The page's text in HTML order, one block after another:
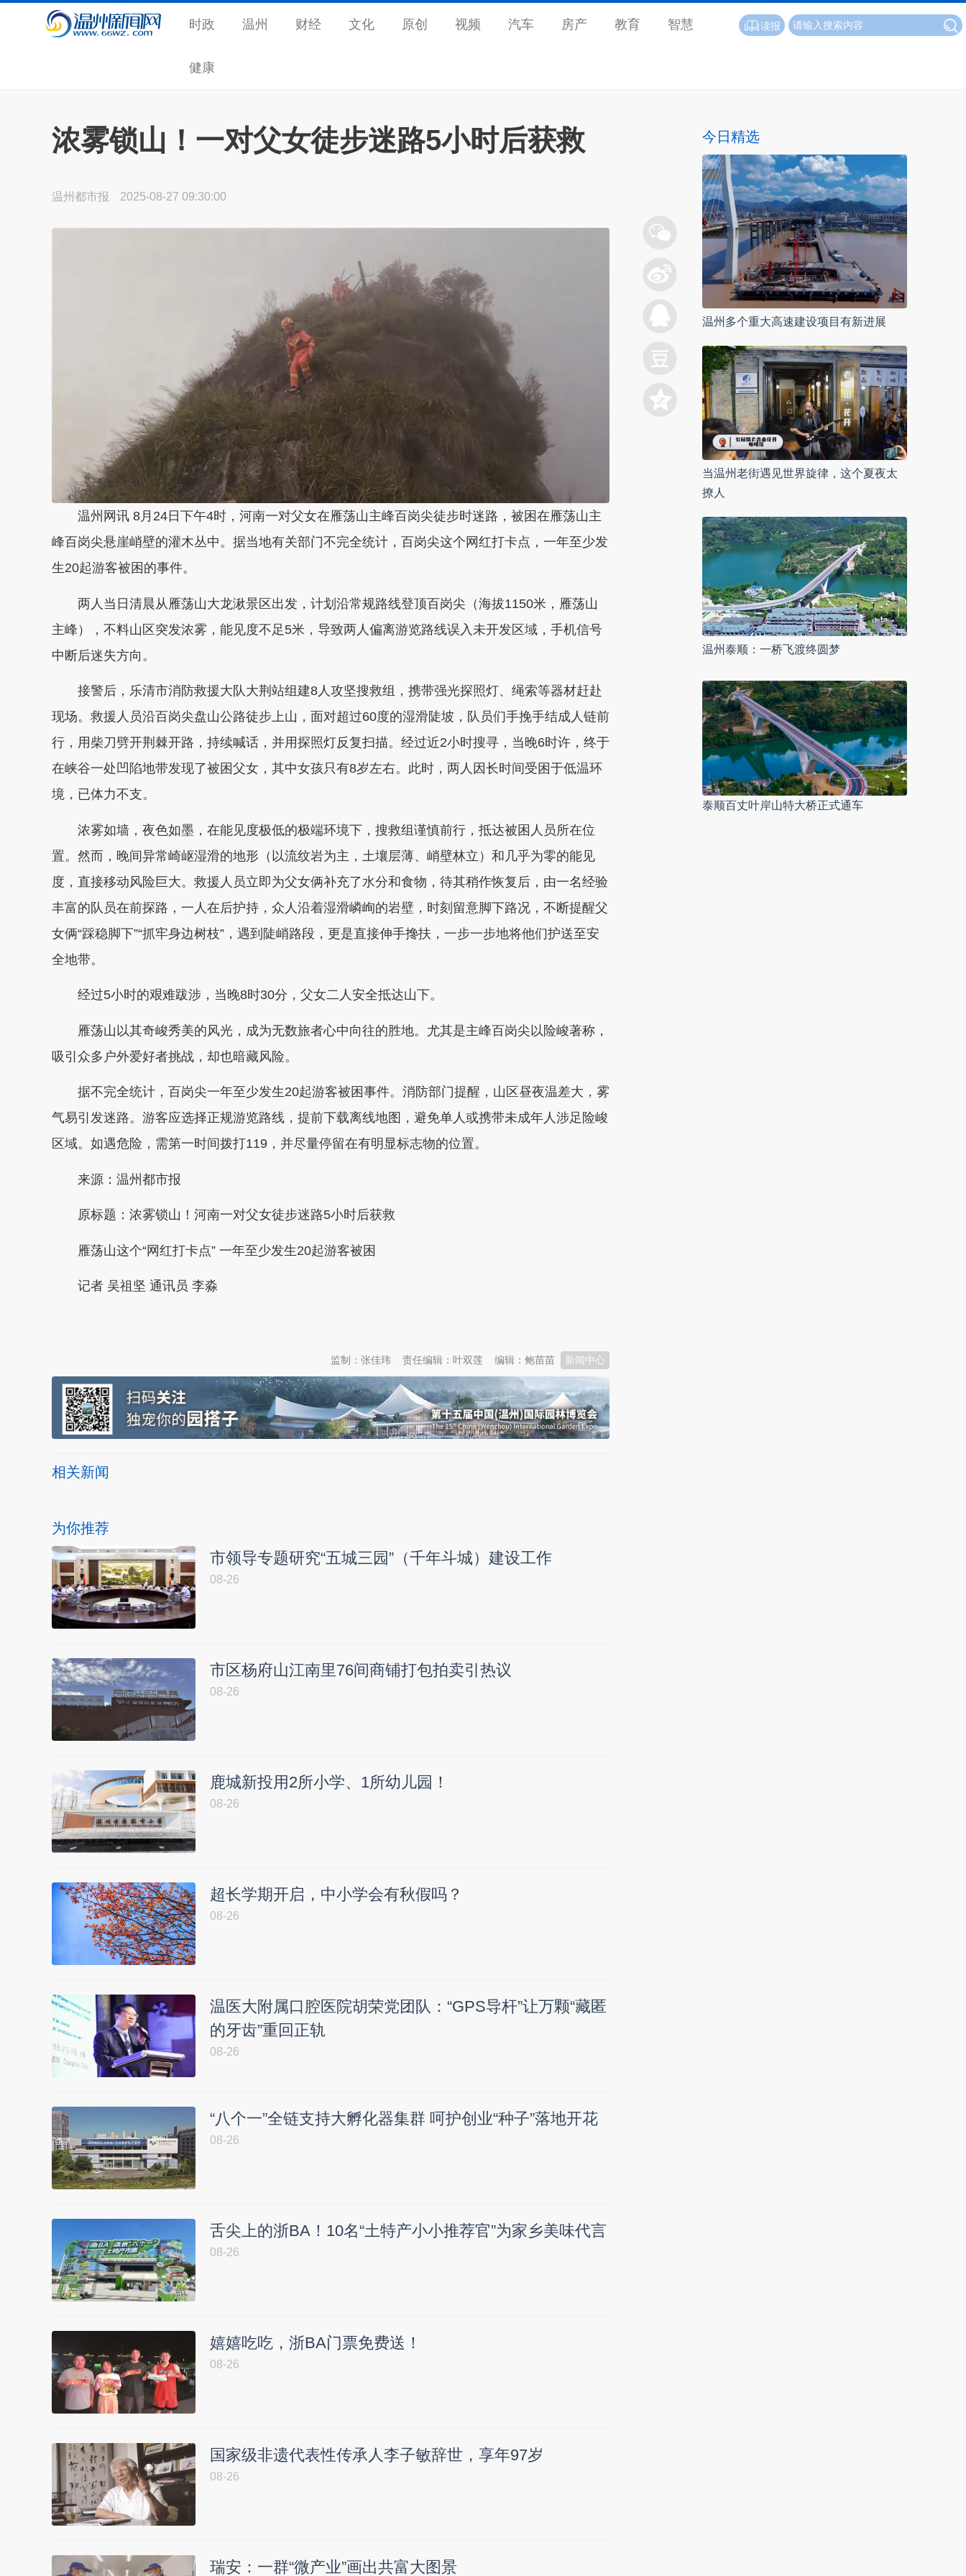
时政 温州 财经 文化 原创 视频 汽车 房产 教育 智慧
健康
读报
浓雾锁山！一对父女徒步迷路5小时后获救
温州都市报 2025-08-27 09:30:00
温州网讯 8月24日下午4时，河南一对父女在雁荡山主峰百岗尖徒步时迷路，被困在雁荡山主
峰百岗尖悬崖峭壁的灌木丛中。据当地有关部门不完全统计，百岗尖这个网红打卡点，一年至少发
生20起游客被困的事件。
两人当日清晨从雁荡山大龙湫景区出发，计划沿常规路线登顶百岗尖（海拔1150米，雁荡山
主峰），不料山区突发浓雾，能见度不足5米，导致两人偏离游览路线误入未开发区域，手机信号
中断后迷失方向。
接警后，乐清市消防救援大队大荆站组建8人攻坚搜救组，携带强光探照灯、绳索等器材赶赴
现场。救援人员沿百岗尖盘山公路徒步上山，面对超过60度的湿滑陡坡，队员们手挽手结成人链前
行，用柴刀劈开荆棘开路，持续喊话，并用探照灯反复扫描。经过近2小时搜寻，当晚6时许，终于
在峡谷一处凹陷地带发现了被困父女，其中女孩只有8岁左右。此时，两人因长时间受困于低温环
境，已体力不支。
浓雾如墙，夜色如墨，在能见度极低的极端环境下，搜救组谨慎前行，抵达被困人员所在位
置。然而，晚间异常崎岖湿滑的地形（以流纹岩为主，土壤层薄、峭壁林立）和几乎为零的能见
度，直接移动风险巨大。救援人员立即为父女俩补充了水分和食物，待其稍作恢复后，由一名经验
丰富的队员在前探路，一人在后护持，众人沿着湿滑嶙峋的岩壁，时刻留意脚下路况，不断提醒父
女俩“踩稳脚下”“抓牢身边树枝”，遇到陡峭路段，更是直接伸手搀扶，一步一步地将他们护送至安
全地带。
经过5小时的艰难跋涉，当晚8时30分，父女二人安全抵达山下。
雁荡山以其奇峻秀美的风光，成为无数旅者心中向往的胜地。尤其是主峰百岗尖以险峻著称，
吸引众多户外爱好者挑战，却也暗藏风险。
据不完全统计，百岗尖一年至少发生20起游客被困事件。消防部门提醒，山区昼夜温差大，雾
气易引发迷路。游客应选择正规游览路线，提前下载离线地图，避免单人或携带未成年人涉足险峻
区域。如遇危险，需第一时间拨打119，并尽量停留在有明显标志物的位置。
来源：温州都市报
原标题：浓雾锁山！河南一对父女徒步迷路5小时后获救
雁荡山这个“网红打卡点” 一年至少发生20起游客被困
记者 吴祖坚 通讯员 李淼
新闻中心
编辑：鲍苗苗
责任编辑：叶双莲
监制：张佳玮
相关新闻
为你推荐
市领导专题研究“五城三园”（千年斗城）建设工作
08-26
市区杨府山江南里76间商铺打包拍卖引热议
08-26
鹿城新投用2所小学、1所幼儿园！
08-26
超长学期开启，中小学会有秋假吗？
08-26
温医大附属口腔医院胡荣党团队：“GPS导杆”让万颗“藏匿
的牙齿”重回正轨
08-26
“八个一”全链支持大孵化器集群 呵护创业“种子”落地开花
08-26
舌尖上的浙BA！10名“土特产小小推荐官”为家乡美味代言
08-26
嬉嬉吃吃，浙BA门票免费送！
08-26
国家级非遗代表性传承人李子敏辞世，享年97岁
08-26
瑞安：一群“微产业”画出共富大图景
今日精选
温州多个重大高速建设项目有新进展
当温州老街遇见世界旋律，这个夏夜太
撩人
温州泰顺：一桥飞渡终圆梦
泰顺百丈叶岸山特大桥正式通车